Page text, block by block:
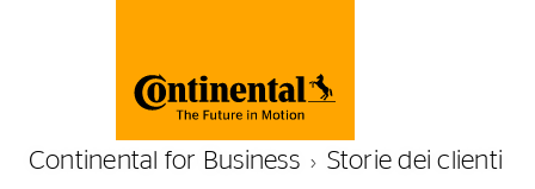
Continental for Business Storie dei clienti